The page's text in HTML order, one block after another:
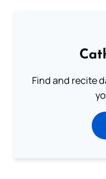
Find and recite